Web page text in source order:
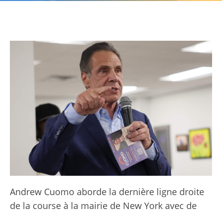
Andrew Cuomo aborde la dernière ligne droite
de la course à la mairie de New York avec de